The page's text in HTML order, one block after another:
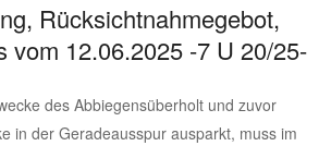
Rücksichtnahmegebot,
vom 12.06.2025 -7 U 20/25-
des Abbiegensüberholt und zuvor
in der Geradeausspur ausparkt, muss im